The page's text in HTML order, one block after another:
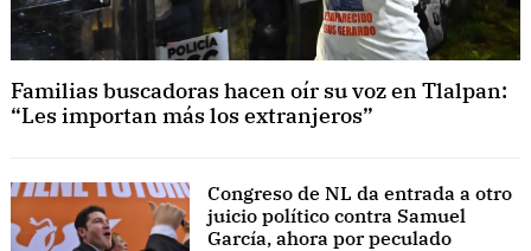
Familias buscadoras hacen oír su voz en Tlalpan:
“Les importan más los extranjeros”
Congreso de NL da entrada a otro
juicio político contra Samuel
García, ahora por peculado